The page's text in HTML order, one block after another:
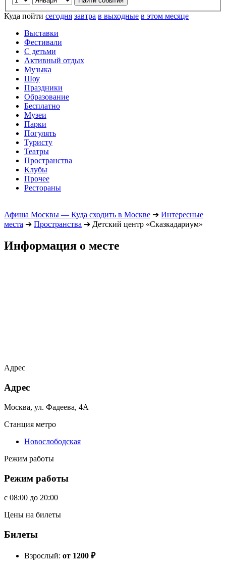
Куда пойти сегодня завтра в выходные в этом месяце
Выставки
Фестивали
С детьми
Активный отдых
Музыка
Шоу
Праздники
Образование
Бесплатно
Музеи
Парки
Погулять
Туристу
Театры
Пространства
Клубы
Прочее
Рестораны
Афиша Москвы — Куда сходить в Москве ➔ Интересные
места ➔ Пространства ➔ Детский центр «Сказкадариум»
Информация о месте
Адрес
Адрес
Москва, ул. Фадеева, 4А
Станция метро
Новослободская
Режим работы
Режим работы
c 08:00 до 20:00
Цены на билеты
Билеты
Взрослый: от 1200 ₽